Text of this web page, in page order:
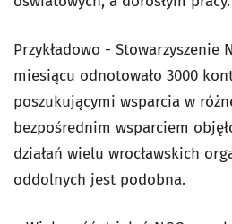
Przykładowo - Stowarzyszenie
miesiącu odnotowało 3000
poszukującymi wsparcia w
bezpośrednim wsparciem
działań wielu wrocławskich
oddolnych jest podobna.